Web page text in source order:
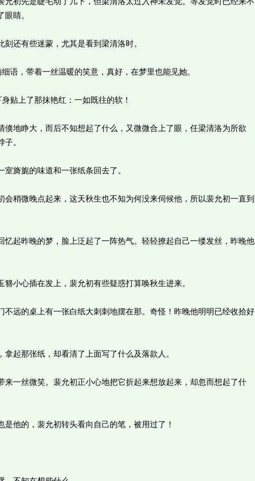
睛。
还有些迷蒙，尤其是看到梁清洛时。
，带着一丝温暖的笑意，真好，在梦里也能见她。
贴上了那抹艳红：一如既往的软！
地睁大，而后不知想起了什么，又微微合上了眼，任梁清洛为所欲
。
旖旎的味道和一张纸条回去了。
稍微晚点起来，这天秋生也不知为何没来伺候他，所以裴允初一直到
起昨晚的梦，脸上泛起了一阵热气。轻轻撩起自己一缕发丝，昨晚他
小心插在发上，裴允初有些疑惑打算唤秋生进来。
远的桌上有一张白纸大刺刺地摆在那。奇怪！昨晚他明明已经收拾好
起那张纸，却看清了上面写了什么及落款人。
一丝微笑。裴允初正小心地把它折起来想放起来，却忽而想起了什
他的，裴允初转头看向自己的笔，被用过了！